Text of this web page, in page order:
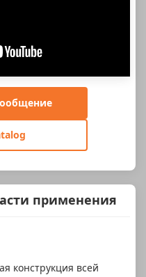
применения
конструкция всей